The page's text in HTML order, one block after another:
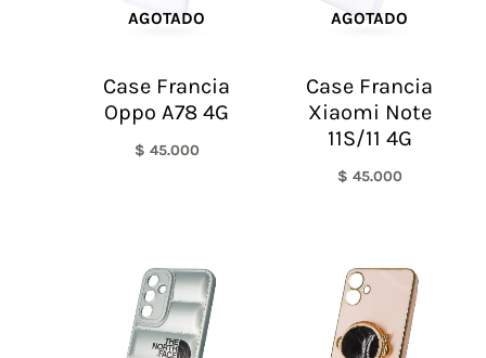
AGOTADO
Case Francia
Oppo A78 4G
$ 45.000
AGOTADO
Case Francia
Xiaomi Note
11S/11 4G
$ 45.000